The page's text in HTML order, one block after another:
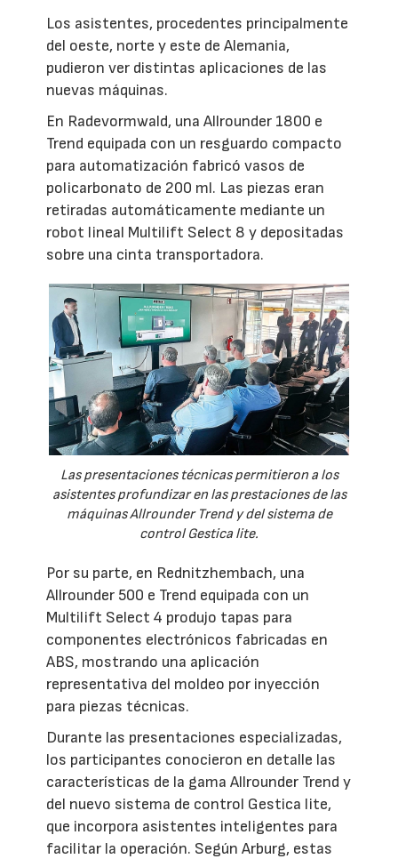
Los asistentes, procedentes principalmente
del oeste, norte y este de Alemania,
pudieron ver distintas aplicaciones de las
nuevas máquinas.
En Radevormwald, una Allrounder 1800 e
Trend equipada con un resguardo compacto
para automatización fabricó vasos de
policarbonato de 200 ml. Las piezas eran
retiradas automáticamente mediante un
robot lineal Multilift Select 8 y depositadas
sobre una cinta transportadora.
Las presentaciones técnicas permitieron a los
asistentes profundizar en las prestaciones de las
máquinas Allrounder Trend y del sistema de
control Gestica lite.
Por su parte, en Rednitzhembach, una
Allrounder 500 e Trend equipada con un
Multilift Select 4 produjo tapas para
componentes electrónicos fabricadas en
ABS, mostrando una aplicación
representativa del moldeo por inyección
para piezas técnicas.
Durante las presentaciones especializadas,
los participantes conocieron en detalle las
características de la gama Allrounder Trend y
del nuevo sistema de control Gestica lite,
que incorpora asistentes inteligentes para
facilitar la operación. Según Arburg, estas